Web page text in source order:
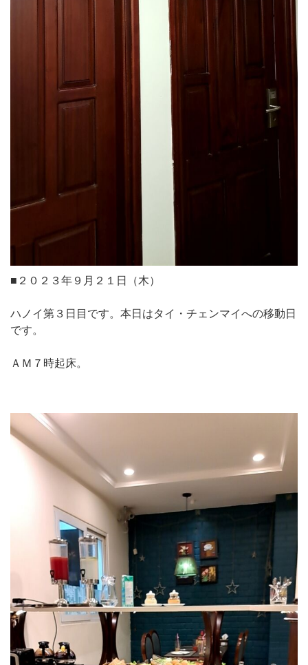
■２０２３年９月２１日（木）
ハノイ第３日目です。本日はタイ・チェンマイへの移動日
です。
ＡＭ７時起床。